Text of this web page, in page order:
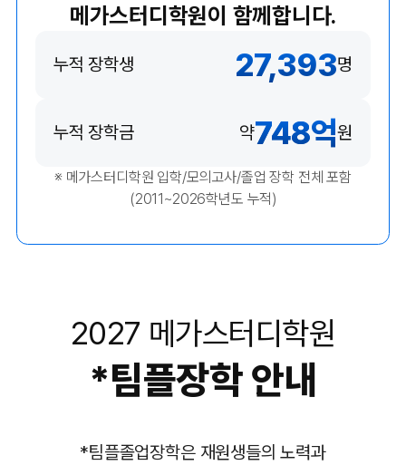
메가스터디학원이 함께합니다.
누적 장학생 27,393명
누적 장학금 약748억원
※ 메가스터디학원 입학/모의고사/졸업 장학 전체 포함
(2011~2026학년도 누적)
2027 메가스터디학원
*팀플장학 안내
*팀플졸업장학은 재원생들의 노력과